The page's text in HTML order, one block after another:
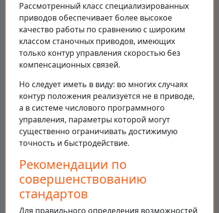
Рассмотренный класс специализированных
приводов обеспечивает более высокое
качество работы по сравнению с широким
классом станочных приводов, имеющих
только контур управления скоростью без
компенсационных связей.
Но следует иметь в виду: во многих случаях
контур положения реализуется не в приводе,
а в системе числового программного
управления, параметры которой могут
существенно ограничивать достижимую
точность и быстродействие.
Рекомендации по
совершенствованию
стандартов
Для правильного определения возможностей